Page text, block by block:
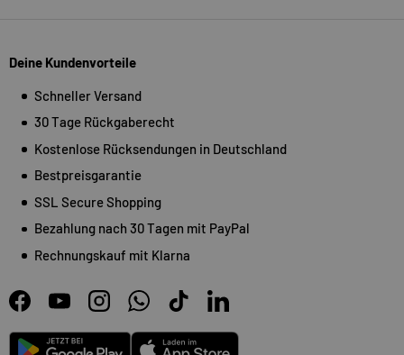
Deine Kundenvorteile
Schneller Versand
30 Tage Rückgaberecht
Kostenlose Rücksendungen in Deutschland
Bestpreisgarantie
SSL Secure Shopping
Bezahlung nach 30 Tagen mit PayPal
Rechnungskauf mit Klarna
FacebookYouTubeInstagramWhatsAppTikTokLinkedIn